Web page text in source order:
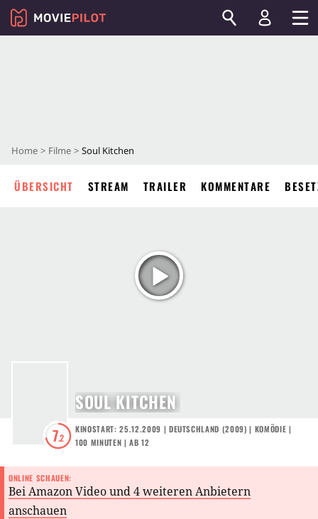
Home Filme Soul Kitchen
ÜBERSICHT STREAM TRAILER KOMMENTARE
7.2
SOUL KITCHEN
KINOSTART: 25.12.2009 | DEUTSCHLAND (2009) | KOMÖDIE |
100 MINUTEN |AB 12
ONLINE SCHAUEN:
Bei Amazon Video und 4 weiteren Anbietern
anschauen